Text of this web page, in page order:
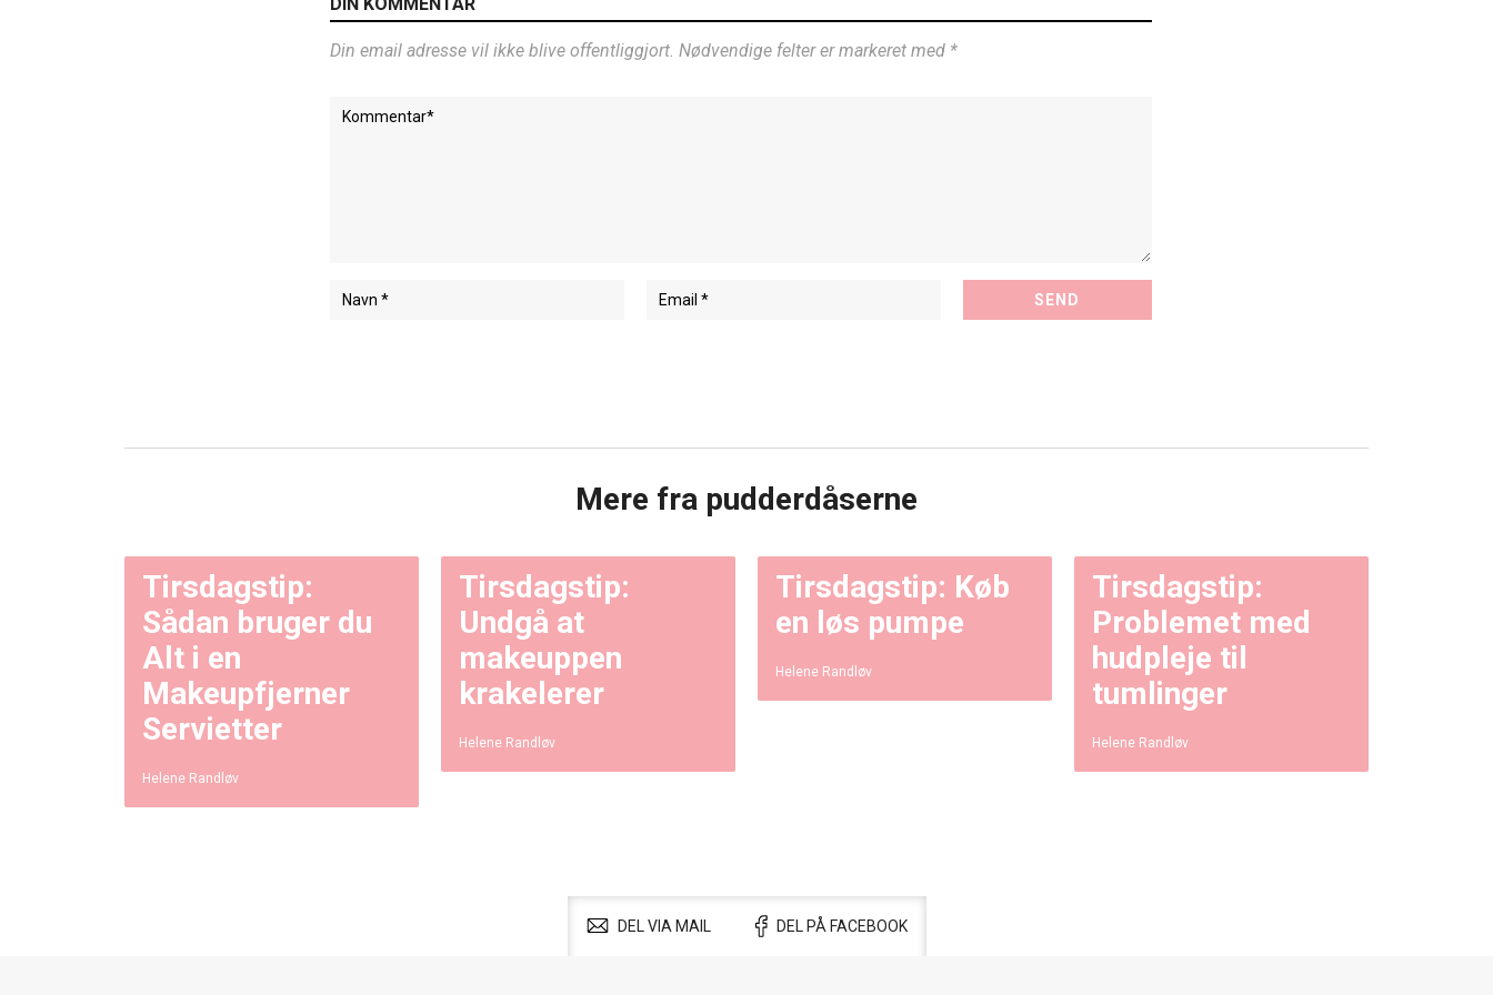
Din email adresse vil ikke blive offentliggjort. Nødvendige felter er markeret med *
Mere fra pudderdåserne
Tirsdagstip:
Sådan bruger du
Alt i en
Makeupfjerner
Servietter
Helene Randløv
Tirsdagstip:
Undgå at
makeuppen
krakelerer
Helene Randløv
Tirsdagstip: Køb
en løs pumpe
Helene Randløv
Tirsdagstip:
Problemet med
hudpleje til
tumlinger
Helene Randløv
DEL VIA MAIL DEL PÅ FACEBOOK